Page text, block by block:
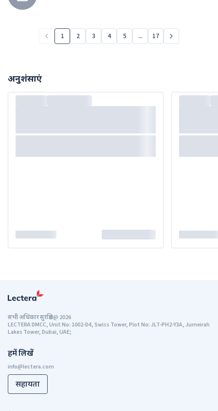
1 2 3 4 5 ... 17
अनुशंसाएं
हमें लिखें
सहायता
सभी अधिकार सुरक्षित@ 2026
LECTERA DMCC, Unit No: 1002-D4, Swiss Tower, Plot No: JLT-PH2-Y3A, Jumeirah
Lakes Tower, Dubai, UAE;